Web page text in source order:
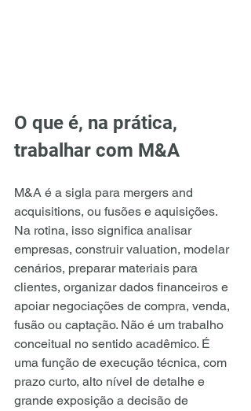
O que é, na prática,
trabalhar com M&A
M&A é a sigla para mergers and
acquisitions, ou fusões e aquisições.
Na rotina, isso significa analisar
empresas, construir valuation, modelar
cenários, preparar materiais para
clientes, organizar dados financeiros e
apoiar negociações de compra, venda,
fusão ou captação. Não é um trabalho
conceitual no sentido acadêmico. É
uma função de execução técnica, com
prazo curto, alto nível de detalhe e
grande exposição a decisão de